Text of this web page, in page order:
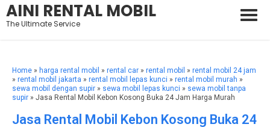
AINI RENTAL MOBIL
The Ultimate Service
Home » harga rental mobil » rental car » rental mobil » rental mobil 24 jam
» rental mobil jakarta » rental mobil lepas kunci » rental mobil murah »
sewa mobil dengan supir » sewa mobil lepas kunci » sewa mobil tanpa
supir » Jasa Rental Mobil Kebon Kosong Buka 24 Jam Harga Murah
Jasa Rental Mobil Kebon Kosong Buka 24